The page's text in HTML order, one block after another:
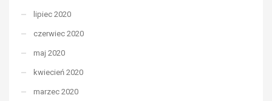
lipiec 2020
czerwiec 2020
maj 2020
kwiecień 2020
marzec 2020